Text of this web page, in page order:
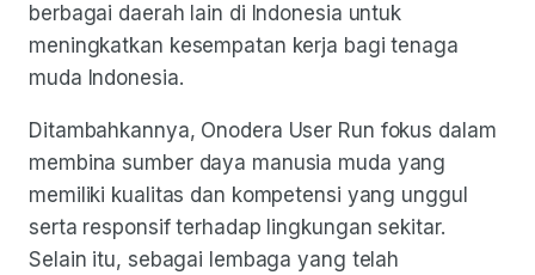
berbagai daerah lain di Indonesia untuk
meningkatkan kesempatan kerja bagi tenaga
muda Indonesia.
Ditambahkannya, Onodera User Run fokus dalam
membina sumber daya manusia muda yang
memiliki kualitas dan kompetensi yang unggul
serta responsif terhadap lingkungan sekitar.
Selain itu, sebagai lembaga yang telah